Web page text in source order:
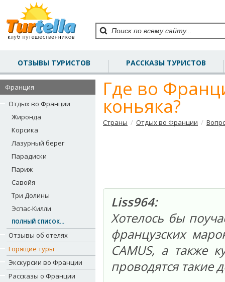
ОТЗЫВЫ ТУРИСТОВ РАССКАЗЫ ТУРИСТОВ
Франция
Отдых во Франции
Жиронда
Корсика
Лазурный берег
Парадиски
Париж
Савойя
Три Долины
Эспас-Килли
ПОЛНЫЙ СПИСОК...
Отзывы об отелях
Горящие туры
Экскурсии во Франции
Рассказы о Франции
Где во
коньяка?
Страны / Отдых во Франции /
Liss964:
Хотелось бы
французских
CAMUS, а также
проводятся такие